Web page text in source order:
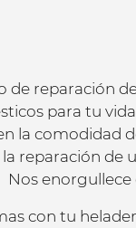
de reparación
para tu
la comodidad
reparación de
Nos enorgullece
con tu